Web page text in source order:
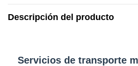
Descripción del producto
Servicios de transporte